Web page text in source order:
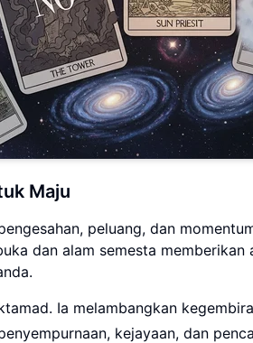
Maju
peluang, dan
dan alam semesta memberikan
Ia melambangkan
kejayaan, dan